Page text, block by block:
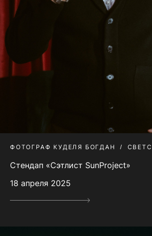
ФОТОГРАФ КУДЕЛЯ БОГДАН
Стендап «Сэтлист SunProject»
18 апреля 2025